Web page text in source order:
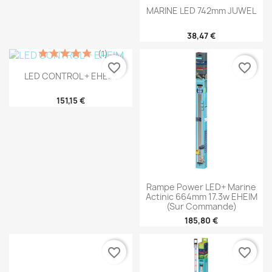
MARINE LED 742mm JUWEL
38,47 €
LED CONTROL + EHEIM
151,15 €
(1)
favorite_border
Rampe Power LED+ Marine
Actinic 664mm 17.3w EHEIM
(sur Commande)
185,80 €
favorite_border
favorite_border favorite_border